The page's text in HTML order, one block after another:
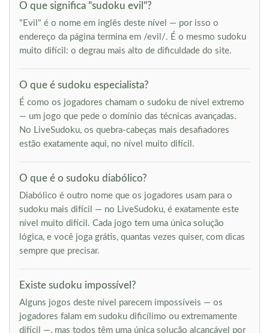
O que significa "sudoku evil"?
"Evil" é o nome em inglês deste nível — por isso o
endereço da página termina em /evil/. É o mesmo sudoku
muito difícil: o degrau mais alto de dificuldade do site.
O que é sudoku especialista?
É como os jogadores chamam o sudoku de nível extremo
— um jogo que pede o domínio das técnicas avançadas.
No LiveSudoku, os quebra-cabeças mais desafiadores
estão exatamente aqui, no nível muito difícil.
O que é o sudoku diabólico?
Diabólico é outro nome que os jogadores usam para o
sudoku mais difícil — no LiveSudoku, é exatamente este
nível muito difícil. Cada jogo tem uma única solução
lógica, e você joga grátis, quantas vezes quiser, com dicas
sempre que precisar.
Existe sudoku impossível?
Alguns jogos deste nível parecem impossíveis — os
jogadores falam em sudoku dificílimo ou extremamente
difícil —, mas todos têm uma única solução alcançável por